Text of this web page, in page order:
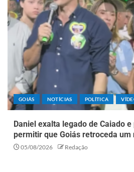
GOIÁS NOTÍCIAS POLÍTICA
Daniel exalta legado de Caiado
permitir que Goiás retroceda um
05/08/2026 Redação